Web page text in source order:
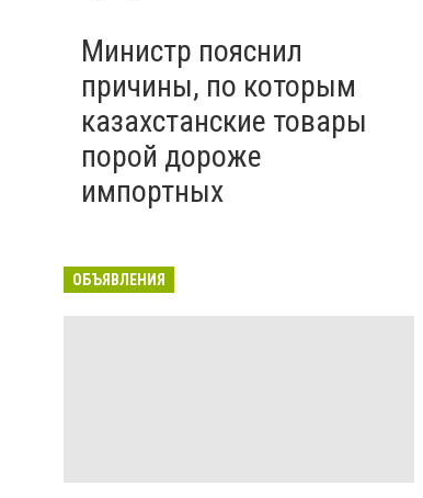
Министр пояснил
причины, по которым
казахстанские товары
порой дороже
импортных
ОБЪЯВЛЕНИЯ